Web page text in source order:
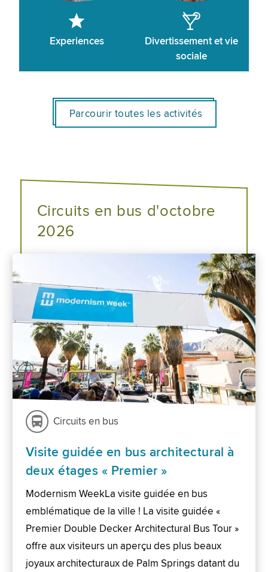
Experiences
Divertissement et vie
sociale
Parcourir toutes les activités
Circuits en bus d'octobre
2026
Circuits en bus
Visite guidée en bus architectural à
deux étages « Premier »
Modernism WeekLa visite guidée en bus
emblématique de la ville ! La visite guidée «
Premier Double Decker Architectural Bus Tour »
offre aux visiteurs un aperçu des plus beaux
joyaux architecturaux de Palm Springs datant du